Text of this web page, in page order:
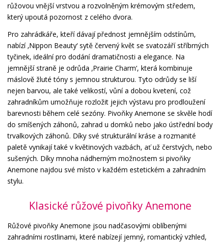
růžovou vnější vrstvou a rozvolněným krémovým středem,
který upoutá pozornost z celého dvora.
Pro zahrádkáře, kteří dávají přednost jemnějším odstínům,
nabízí ‚Nippon Beauty‘ sytě červený květ se svatozáří stříbrných
tyčinek, ideální pro dodání dramatičnosti a elegance. Na
jemnější straně je odrůda ‚Prairie Charm‘, která kombinuje
máslově žluté tóny s jemnou strukturou. Tyto odrůdy se liší
nejen barvou, ale také velikostí, vůní a dobou kvetení, což
zahradníkům umožňuje rozložit jejich výstavu pro prodloužení
barevnosti během celé sezóny. Pivoňky Anemone se skvěle hodí
do smíšených záhonů, zahrad u domků nebo jako ústřední body
trvalkových záhonů. Díky své strukturální kráse a rozmanité
paletě vynikají také v květinových vazbách, ať už čerstvých, nebo
sušených. Díky mnoha nádherným možnostem si pivoňky
Anemone najdou své místo v každém estetickém a zahradním
stylu.
Klasické růžové pivoňky Anemone
Růžové pivoňky Anemone jsou nadčasovými oblíbenými
zahradními rostlinami, které nabízejí jemný, romantický vzhled,